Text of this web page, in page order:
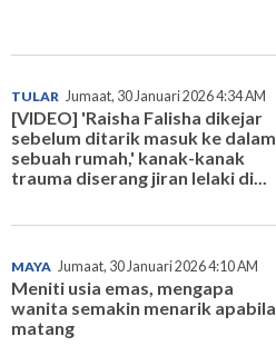
TULAR Jumaat, 30 Januari 2026 4:34 AM
[VIDEO] 'Raisha Falisha dikejar
sebelum ditarik masuk ke dalam
sebuah rumah,' kanak-kanak
trauma diserang jiran lelaki di...
MAYA Jumaat, 30 Januari 2026 4:10 AM
Meniti usia emas, mengapa
wanita semakin menarik apabila
matang